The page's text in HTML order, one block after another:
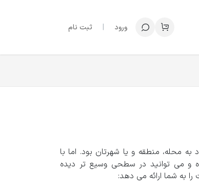
ورود | ثبت نام
محله، منطقه و یا شهرتان بود. اما با
و می‌ توانید در سطحی وسیع‌ تر دیده
به شما ارائه می‌ دهد: